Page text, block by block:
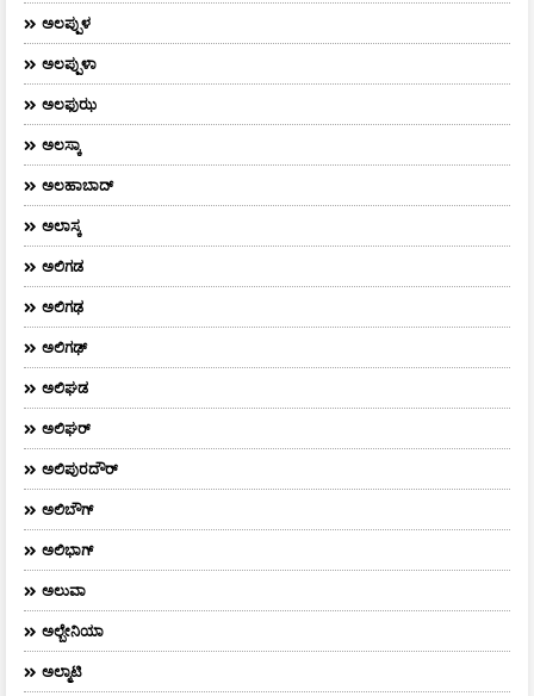
ಅಲಪ್ಪುಳ
ಅಲಪ್ಪುಳಾ
ಅಲಫುಝ
ಅಲಸ್ಕಾ
ಅಲಹಾಬಾದ್
ಅಲಾಸ್ಕ
ಅಲಿಗಡ
ಅಲಿಗಢ
ಅಲಿಗಢ್
ಅಲಿಘಡ
ಅಲಿಘರ್
ಅಲಿಪುರದೌರ್‌
ಅಲಿಬೌಗ್
ಅಲಿಭಾಗ್
ಅಲುವಾ
ಅಲ್ಬೇನಿಯಾ
ಅಲ್ಮಾಟಿ